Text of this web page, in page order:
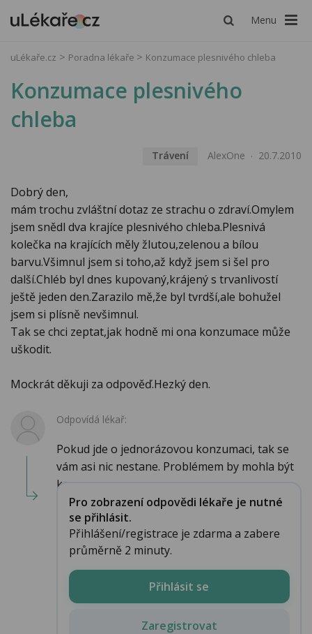
Menu
uLékaře.cz Poradna lékaře Konzumace plesnivého chleba
Konzumace plesnivého
chleba
Trávení AlexOne 20.7.2010
Dobrý den,
mám trochu zvláštní dotaz ze strachu o zdraví.Omylem
jsem snědl dva krajíce plesnivého chleba.Plesnivá
kolečka na krajících měly žlutou,zelenou a bílou
barvu.Všimnul jsem si toho,až když jsem si šel pro
další.Chléb byl dnes kupovaný,krájený s trvanlivostí
ještě jeden den.Zarazilo mě,že byl tvrdší,ale bohužel
jsem si plísně nevšimnul.
Tak se chci zeptat,jak hodně mi ona konzumace může
uškodit.
Mockrát děkuji za odpověď.Hezký den.
Odpovídá lékař:
Pokud jde o jednorázovou konzumaci, tak se
vám asi nic nestane. Problémem by mohla být
konzumac...
Pro zobrazení odpovědi lékaře je nutné
se přihlásit.
Přihlášení/registrace je zdarma a zabere
průměrně 2 minuty.
Přihlásit se
Zaregistrovat